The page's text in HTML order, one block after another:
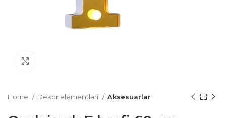
Home Dekor elementləri Aksesuarlar